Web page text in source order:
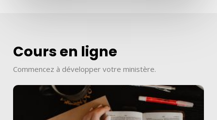
Cours en ligne
Commencez à développer votre ministère.